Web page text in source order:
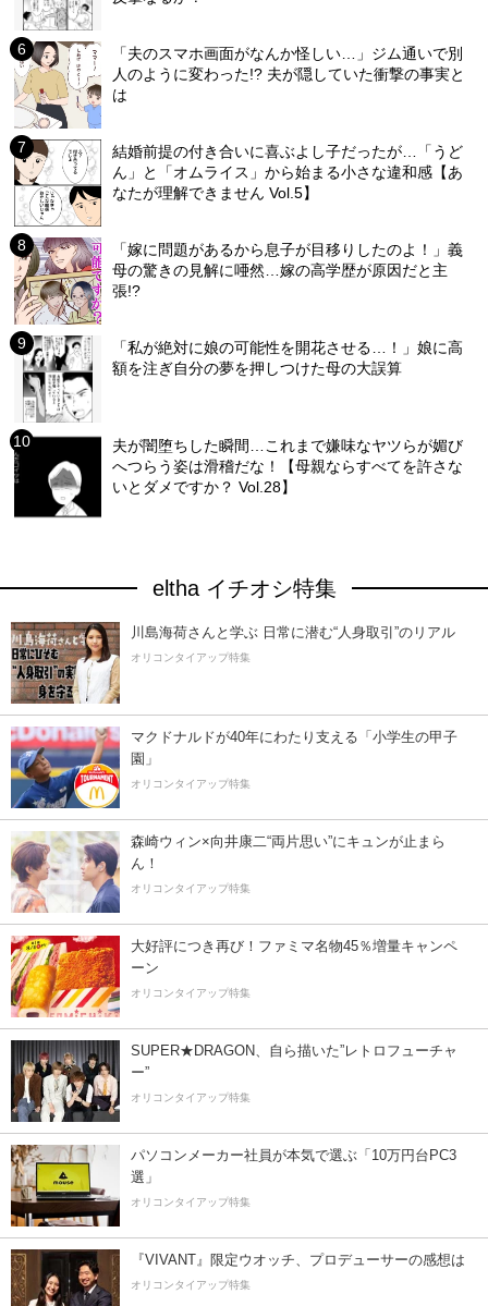
「夫のスマホ画面がなんか怪しい…」ジム通いで別
人のように変わった!? 夫が隠していた衝撃の事実と
は
結婚前提の付き合いに喜ぶよし子だったが…「うど
ん」と「オムライス」から始まる小さな違和感【あ
なたが理解できません Vol.5】
「嫁に問題があるから息子が目移りしたのよ！」義
母の驚きの見解に唖然…嫁の高学歴が原因だと主
張!?
「私が絶対に娘の可能性を開花させる…！」娘に高
額を注ぎ自分の夢を押しつけた母の大誤算
夫が闇堕ちした瞬間…これまで嫌味なヤツらが媚び
へつらう姿は滑稽だな！【母親ならすべてを許さな
いとダメですか？ Vol.28】
eltha イチオシ特集
川島海荷さんと学ぶ 日常に潜む“人身取引”のリアル
オリコンタイアップ特集
マクドナルドが40年にわたり支える「小学生の甲子
園」
オリコンタイアップ特集
森崎ウィン×向井康二“両片思い”にキュンが止まら
ん！
オリコンタイアップ特集
大好評につき再び！ファミマ名物45％増量キャンペ
ーン
オリコンタイアップ特集
SUPER★DRAGON、自ら描いた”レトロフューチャ
ー”
オリコンタイアップ特集
パソコンメーカー社員が本気で選ぶ「10万円台PC3
選」
オリコンタイアップ特集
『VIVANT』限定ウオッチ、プロデューサーの感想は
オリコンタイアップ特集